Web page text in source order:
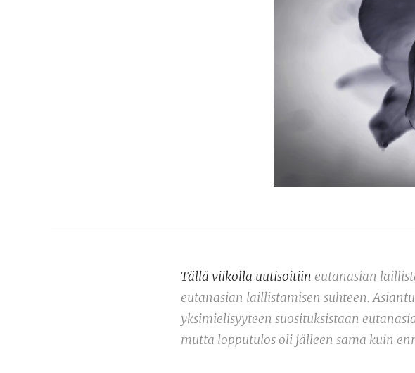
Tällä viikolla uutisoitiin eutanasian
eutanasian laillistamisen suhteen.
yksimielisyyteen suosituksistaan
mutta lopputulos oli jälleen sama kuin